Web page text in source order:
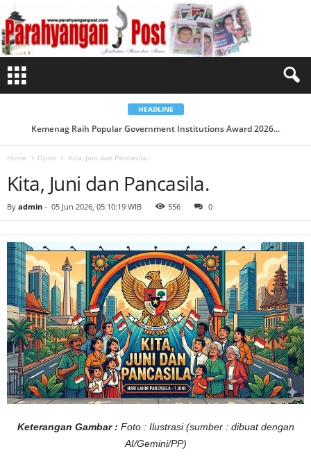
t
a
,
J
c
HEADLINE
Kemenag Raih Popular Government Institutions Award 2026...
Tabayyun di Era Digital: MUI DKI Luncurkan Situs Web ...
Home Opini Kita, Juni dan Pancasila.
Kita, Juni dan Pancasila.
By admin - 05 Jun 2026, 05:10:19 WIB 556 0
Keterangan Gambar : Foto : Ilustrasi (sumber : dibuat dengan
AI/Gemini/PP)